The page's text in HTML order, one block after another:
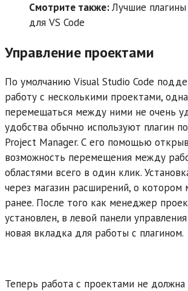
Смотрите также:Лучшие
для VS Code
Управление проектами
По умолчанию Visual Studio Code
работу с несколькими проектами,
перемещаться между ними не очень
удобства обычно используют плагин
Project Manager. С его помощью
возможность перемещения между
областями всего в один клик.
через магазин расширений, о котором
ранее. После того как менеджер
установлен, в левой панели
новая вкладка для работы с плагином.
Теперь работа с проектами не должна